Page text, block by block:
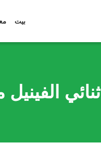
بيت
الفينيل